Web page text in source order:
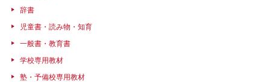
辞書
児童書・読み物・知育
一般書・教育書
学校専用教材
塾・予備校専用教材